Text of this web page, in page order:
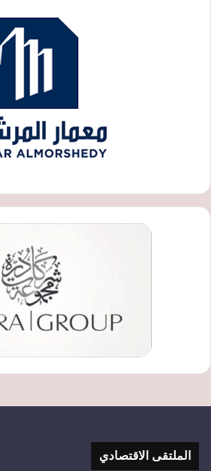
الملتقى الاقتصادي